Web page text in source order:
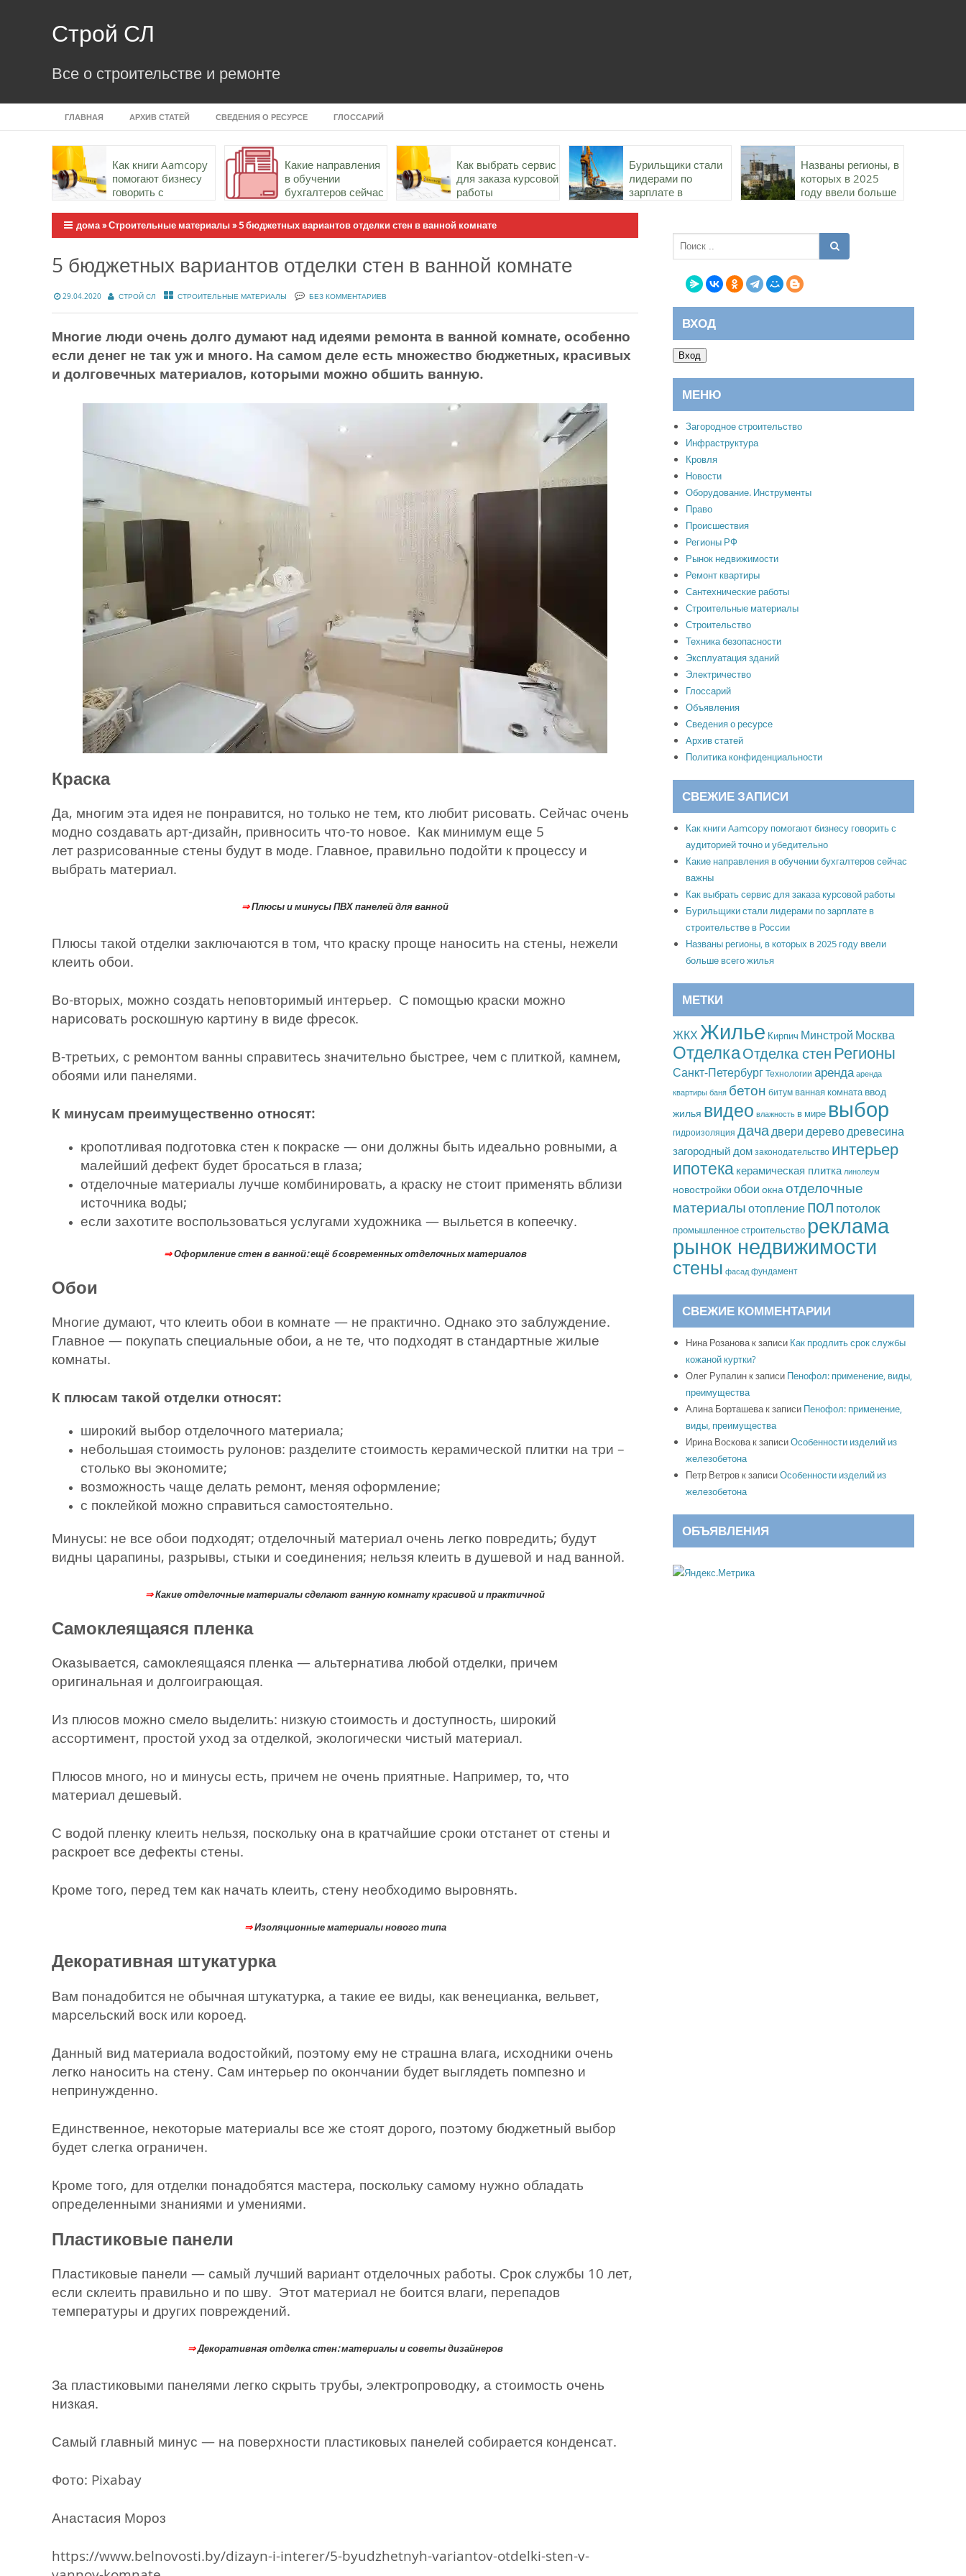
Строй СЛ
Все о строительстве и ремонте
ГЛАВНАЯ АРХИВ СТАТЕЙ СВЕДЕНИЯ О РЕСУРСЕ ГЛОССАРИЙ
Как книги Aamcopy
помогают бизнесу
говорить с
убедительно
Какие направления
в обучении
бухгалтеров сейчас
Как выбрать сервис
для заказа курсовой
работы
Бурильщики стали
лидерами по
зарплате в
Названы регионы, в
которых в 2025
году ввели больше
дома»Строительные материалы»5 бюджетных вариантов отделки стен в ванной комнате
5 бюджетных вариантов отделки стен в ванной комнате
29.04.2020 СТРОЙ СЛ СТРОИТЕЛЬНЫЕ МАТЕРИАЛЫ БЕЗ КОММЕНТАРИЕВ
Многие люди очень долго думают над идеями ремонта в ванной комнате, особенно
если денег не так уж и много. На самом деле есть множество бюджетных, красивых
и долговечных материалов, которыми можно обшить ванную.
Краска
Да, многим эта идея не понравится, но только не тем, кто любит рисовать. Сейчас очень
модно создавать арт-дизайн, привносить что-то новое. Как минимум еще 5
лет разрисованные стены будут в моде. Главное, правильно подойти к процессу и
выбрать материал.
⇒Плюсы и минусы ПВХ панелей для ванной
Плюсы такой отделки заключаются в том, что краску проще наносить на стены, нежели
клеить обои.
Во-вторых, можно создать неповторимый интерьер. С помощью краски можно
нарисовать роскошную картину в виде фресок.
В-третьих, с ремонтом ванны справитесь значительно быстрее, чем с плиткой, камнем,
обоями или панелями.
К минусам преимущественно относят:
кропотливая подготовка стен к покраске — они должны быть идеально ровными, а
малейший дефект будет бросаться в глаза;
отделочные материалы лучше комбинировать, а краску не стоит применять вблизи
источника воды;
если захотите воспользоваться услугами художника — выльется в копеечку.
⇒Оформление стен в ванной: ещё 6 современных отделочных материалов
Обои
Многие думают, что клеить обои в комнате — не практично. Однако это заблуждение.
Главное — покупать специальные обои, а не те, что подходят в стандартные жилые
комнаты.
К плюсам такой отделки относят:
широкий выбор отделочного материала;
небольшая стоимость рулонов: разделите стоимость керамической плитки на три –
столько вы экономите;
возможность чаще делать ремонт, меняя оформление;
с поклейкой можно справиться самостоятельно.
Минусы: не все обои подходят; отделочный материал очень легко повредить; будут
видны царапины, разрывы, стыки и соединения; нельзя клеить в душевой и над ванной.
⇒Какие отделочные материалы сделают ванную комнату красивой и практичной
Самоклеящаяся пленка
Оказывается, самоклеящаяся пленка — альтернатива любой отделки, причем
оригинальная и долгоиграющая.
Из плюсов можно смело выделить: низкую стоимость и доступность, широкий
ассортимент, простой уход за отделкой, экологически чистый материал.
Плюсов много, но и минусы есть, причем не очень приятные. Например, то, что
материал дешевый.
С водой пленку клеить нельзя, поскольку она в кратчайшие сроки отстанет от стены и
раскроет все дефекты стены.
Кроме того, перед тем как начать клеить, стену необходимо выровнять.
⇒Изоляционные материалы нового типа
Декоративная штукатурка
Вам понадобится не обычная штукатурка, а такие ее виды, как венецианка, вельвет,
марсельский воск или короед.
Данный вид материала водостойкий, поэтому ему не страшна влага, исходники очень
легко наносить на стену. Сам интерьер по окончании будет выглядеть помпезно и
непринужденно.
Единственное, некоторые материалы все же стоят дорого, поэтому бюджетный выбор
будет слегка ограничен.
Кроме того, для отделки понадобятся мастера, поскольку самому нужно обладать
определенными знаниями и умениями.
Пластиковые панели
Пластиковые панели — самый лучший вариант отделочных работы. Срок службы 10 лет,
если склеить правильно и по шву. Этот материал не боится влаги, перепадов
температуры и других повреждений.
⇒Декоративная отделка стен: материалы и советы дизайнеров
За пластиковыми панелями легко скрыть трубы, электропроводку, а стоимость очень
низкая.
Самый главный минус — на поверхности пластиковых панелей собирается конденсат.
Фото: Pixabay
Анастасия Мороз
https://www.belnovosti.by/dizayn-i-interer/5-byudzhetnyh-variantov-otdelki-sten-v-
ВХОД
Вход
МЕНЮ
Загородное строительство
Инфраструктура
Кровля
Новости
Оборудование. Инструменты
Право
Происшествия
Регионы РФ
Рынок недвижимости
Ремонт квартиры
Сантехнические работы
Строительные материалы
Строительство
Техника безопасности
Эксплуатация зданий
Электричество
Глоссарий
Объявления
Сведения о ресурсе
Архив статей
Политика конфиденциальности
СВЕЖИЕ ЗАПИСИ
Как книги Aamcopy помогают бизнесу говорить с
аудиторией точно и убедительно
Какие направления в обучении бухгалтеров сейчас
важны
Как выбрать сервис для заказа курсовой работы
Бурильщики стали лидерами по зарплате в
строительстве в России
Названы регионы, в которых в 2025 году ввели
больше всего жилья
МЕТКИ
ЖКХЖилье Кирпич Минстрой Москва
ОтделкаОтделка стенРегионы
Санкт-Петербург Технологии аренда аренда
квартиры баня бетон битум ванная комната ввод
жилья видео влажность в мире выбор
гидроизоляция дачадверидереводревесина
загородный дом законодательство интерьер
ипотека керамическая плитка линолеум
новостройки обои окна отделочные
материалыотоплениепол потолок
промышленное строительство реклама
рынок недвижимости
стены фасад фундамент
СВЕЖИЕ КОММЕНТАРИИ
Нина Розановак записи Как продлить срок службы
кожаной куртки?
Олег Рупалин к записи Пенофол: применение, виды,
преимущества
Алина Борташевак записи Пенофол: применение,
виды, преимущества
Ирина Восковак записиОсобенности изделий из
железобетона
Петр Ветров к записиОсобенности изделий из
железобетона
ОБЪЯВЛЕНИЯ